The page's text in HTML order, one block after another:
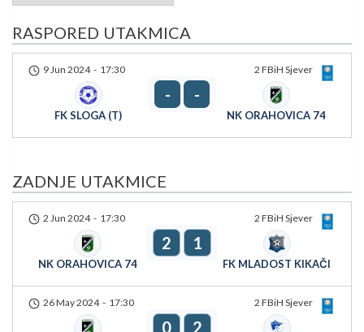
RASPORED UTAKMICA
2 FBiH Sjever
9 Jun 2024 - 17:30
FK SLOGA (T)
- -
NK ORAHOVICA 74
ZADNJE UTAKMICE
2 FBiH Sjever
2 Jun 2024 - 17:30
NK ORAHOVICA 74
2 1
FK MLADOST KIKAČI
2 FBiH Sjever
26 May 2024 - 17:30
0 2